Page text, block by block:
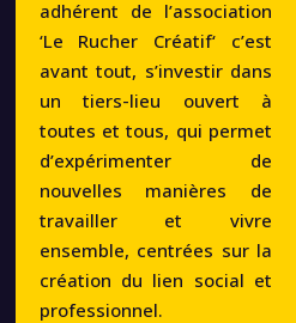
adhérent de l’association
‘Le Rucher Créatif‘ c’est
avant tout, s’investir dans
un tiers-lieu ouvert à
toutes et tous, qui permet
d’expérimenter de
nouvelles manières de
travailler et vivre
ensemble, centrées sur la
création du lien social et
professionnel.